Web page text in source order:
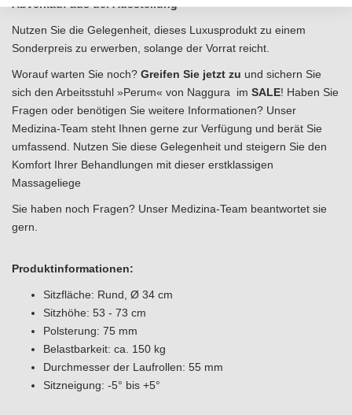
Abverkauf aus der Ausstellung
Nutzen Sie die Gelegenheit, dieses Luxusprodukt zu einem
Sonderpreis zu erwerben, solange der Vorrat reicht.
Worauf warten Sie noch? Greifen Sie jetzt zu und sichern Sie
sich den Arbeitsstuhl »Perum« von Naggura im SALE! Haben Sie
Fragen oder benötigen Sie weitere Informationen? Unser
Medizina-Team steht Ihnen gerne zur Verfügung und berät Sie
umfassend. Nutzen Sie diese Gelegenheit und steigern Sie den
Komfort Ihrer Behandlungen mit dieser erstklassigen
Massageliege
Sie haben noch Fragen? Unser Medizina-Team beantwortet sie
gern.
Produktinformationen:
Sitzfläche: Rund, Ø 34 cm
Sitzhöhe: 53 - 73 cm
Polsterung: 75 mm
Belastbarkeit: ca. 150 kg
Durchmesser der Laufrollen: 55 mm
Sitzneigung: -5° bis +5°